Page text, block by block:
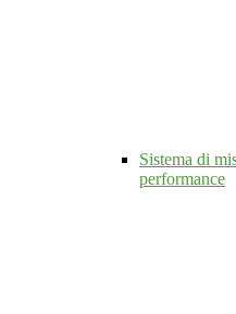
Sistema di
performance